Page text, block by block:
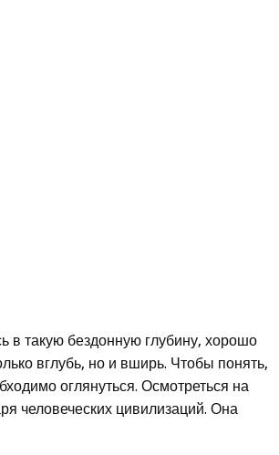
в такую бездонную глубину, хорошо
вглубь, но и вширь. Чтобы понять,
оглянуться. Осмотреться на
человеческих цивилизаций. Она